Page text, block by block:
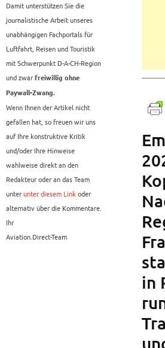
Damit unterstützen Sie die
journalistische Arbeit unseres
unabhängigen Fachportals für
Luftfahrt, Reisen und Touristik
mit Schwerpunkt D-A-CH-Region
und zwar freiwillig ohne
Paywall-Zwang.
Wenn Ihnen der Artikel nicht
gefallen hat, so freuen wir uns
auf Ihre konstruktive Kritik
und/oder Ihre Hinweise
wahlweise direkt an den
Redakteur oder an das Team
unterunter diesem Linkoder
alternativ über die Kommentare.
Ihr
Aviation.Direct-Team
in